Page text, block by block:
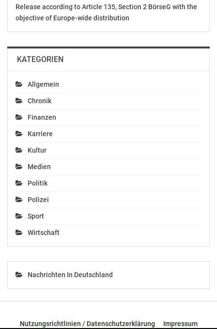
Release according to Article 135, Section 2 BörseG with the
objective of Europe-wide distribution
KATEGORIEN
Allgemein
Chronik
Finanzen
Karriere
Kultur
Medien
Politik
Polizei
Sport
Wirtschaft
Nachrichten In Deutschland
Nutzungsrichtlinien / Datenschutzerklärung Impressum